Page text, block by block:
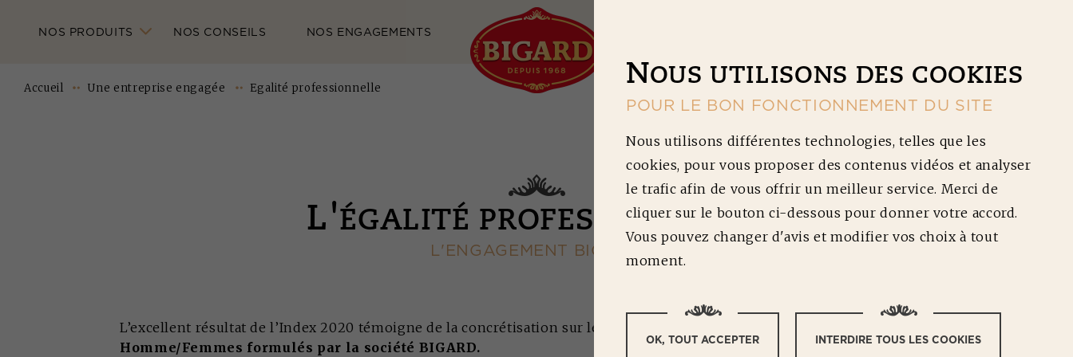
NOS PRODUITS NOS CONSEILS NOS ENGAGEMENTS
Accueil Une entreprise engagée Egalité professionnelle
L'ÉGALITÉ PROFESSIONNELLE
L'ENGAGEMENT BIGARD
L’excellent résultat de l’Index 2020 témoigne de la concrétisation sur le terrain des
Homme/Femmes formulés par la société BIGARD.
NOUS UTILISONS DES COOKIES
POUR LE BON FONCTIONNEMENT DU SITE
Nous utilisons différentes technologies, telles que les
cookies, pour vous proposer des contenus vidéos et analyser
le trafic afin de vous offrir un meilleur service. Merci de
cliquer sur le bouton ci-dessous pour donner votre accord.
Vous pouvez changer d'avis et modifier vos choix à tout
moment.
OK, TOUT ACCEPTER INTERDIRE TOUS LES COOKIES